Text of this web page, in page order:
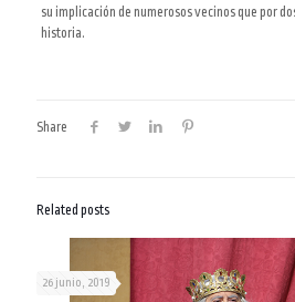
su implicación de numerosos vecinos que por
historia.
Share
Related posts
26 junio, 2019